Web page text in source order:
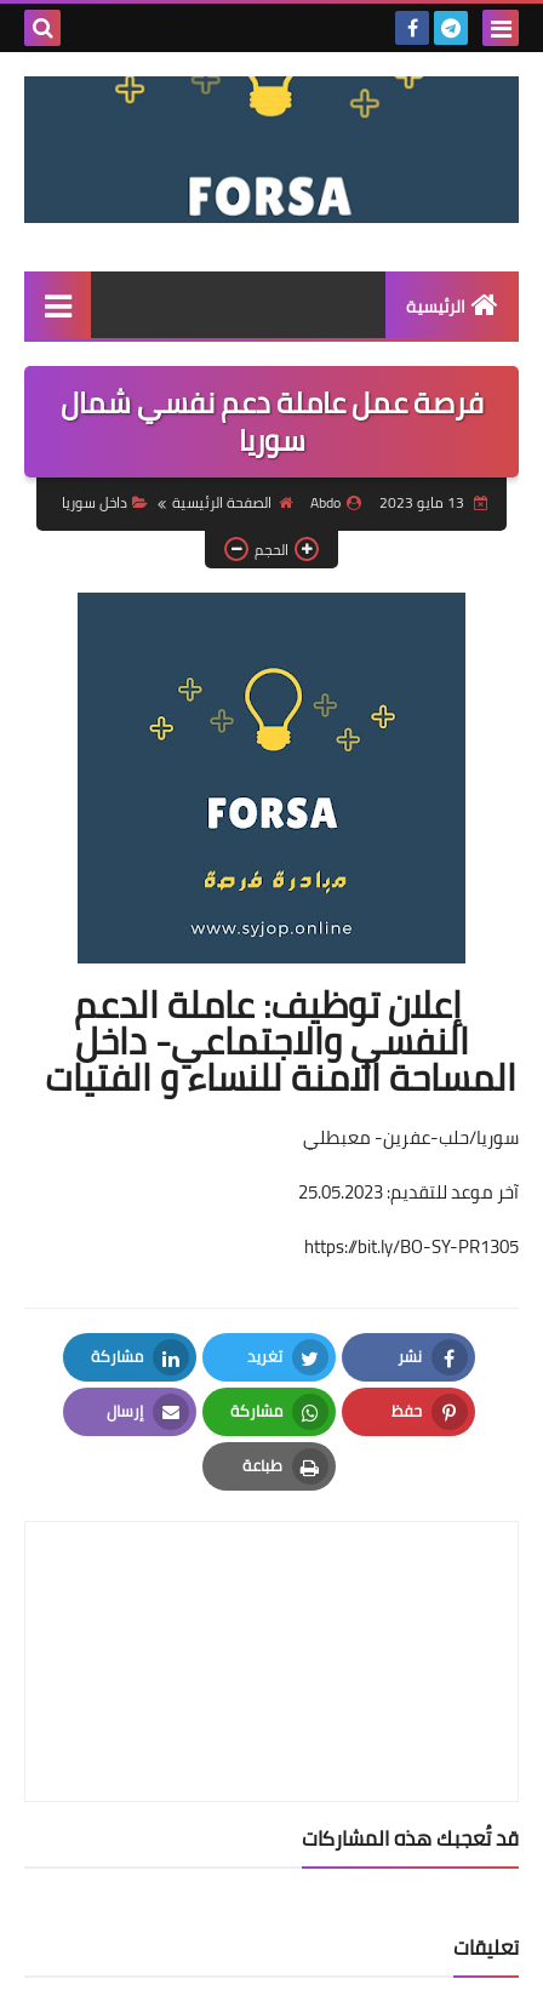
بحث
الرئيسية
القائمة
مناقصات
فرص عمل داخل سوريا
فرص عمل في تركيا
فرص عمل في العراق
فرص عمل في السودان
دورات تدريبية
فرصة عمل عاملة دعم نفسي شمال
سوريا
Abdo الصفحة الرئيسية
داخل سوريا
الحجم
إعلان توظيف: عاملة الدعم
النفسي والاجتماعي- داخل
المساحة الامنة للنساء و الفتيات
سوريا/حلب-عفرين- معبطلي
آخر موعد للتقديم: 25.05.2023
https://bit.ly/BO-SY-PR1305
نشر
Facebook
تغريد
Twitter
مشاركة
LinkedIn
حفظ
Pinterest
مشاركة
Whatsapp
إرسال
Email
طباعة
Print
قد تُعجبك هذه المشاركات
تعليقات